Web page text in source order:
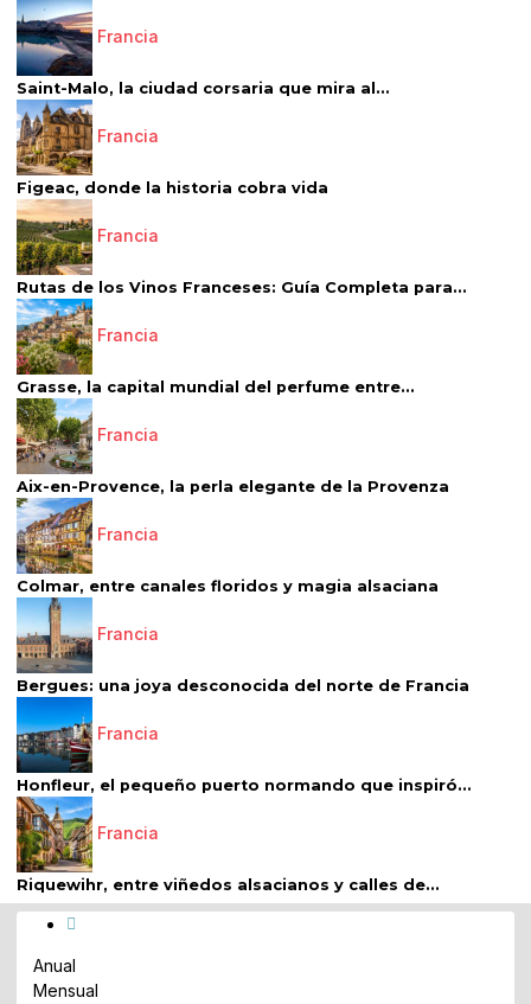
Francia
Saint-Malo, la ciudad corsaria que mira al...
Francia
Figeac, donde la historia cobra vida
Francia
Rutas de los Vinos Franceses: Guía Completa para...
Francia
Grasse, la capital mundial del perfume entre...
Francia
Aix-en-Provence, la perla elegante de la Provenza
Francia
Colmar, entre canales floridos y magia alsaciana
Francia
Bergues: una joya desconocida del norte de Francia
Francia
Honfleur, el pequeño puerto normando que inspiró...
Francia
Riquewihr, entre viñedos alsacianos y calles de...
Anual
Mensual